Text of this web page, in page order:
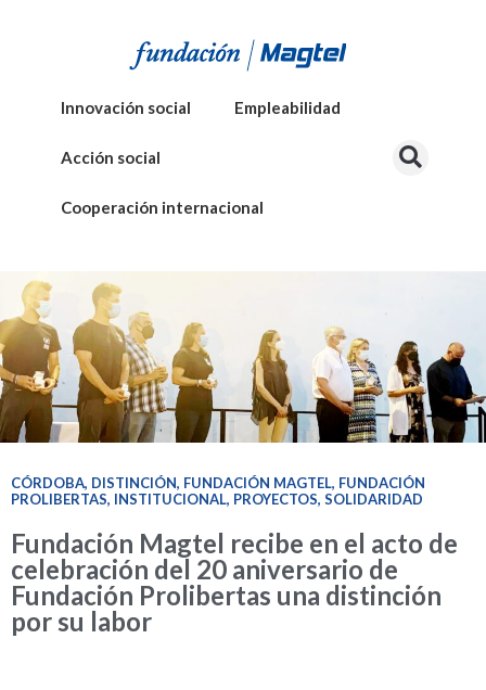
Innovación social Empleabilidad
Acción social
Cooperación internacional
CÓRDOBA, DISTINCIÓN, FUNDACIÓN MAGTEL, FUNDACIÓN
PROLIBERTAS, INSTITUCIONAL, PROYECTOS, SOLIDARIDAD
Fundación Magtel recibe en el acto de
celebración del 20 aniversario de
Fundación Prolibertas una distinción
por su labor